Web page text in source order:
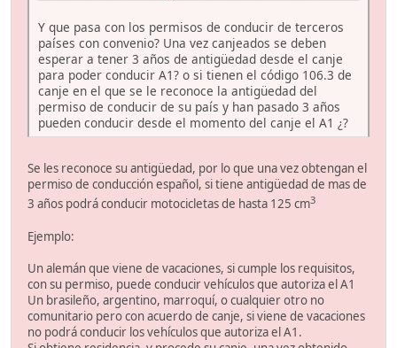
Y que pasa con los permisos de conducir de terceros
países con convenio? Una vez canjeados se deben
esperar a tener 3 años de antigüedad desde el canje
para poder conducir A1? o si tienen el código 106.3 de
canje en el que se le reconoce la antigüedad del
permiso de conducir de su país y han pasado 3 años
pueden conducir desde el momento del canje el A1 ¿?
Se les reconoce su antigüedad, por lo que una vez obtengan el
permiso de conducción español, si tiene antigüedad de mas de
3 años podrá conducir motocicletas de hasta 125 cm3
Ejemplo:
Un alemán que viene de vacaciones, si cumple los requisitos,
con su permiso, puede conducir vehículos que autoriza el A1
Un brasileño, argentino, marroquí, o cualquier otro no
comunitario pero con acuerdo de canje, si viene de vacaciones
no podrá conducir los vehículos que autoriza el A1.